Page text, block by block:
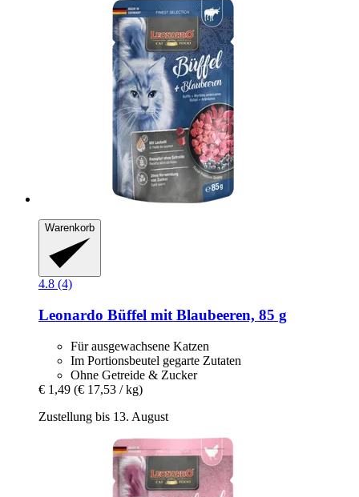
Warenkorb
4.8 (4)
Leonardo Büffel mit Blaubeeren, 85 g
Für ausgewachsene Katzen
Im Portionsbeutel gegarte Zutaten
Ohne Getreide & Zucker
€ 1,49 (€ 17,53 / kg)
Zustellung bis 13. August